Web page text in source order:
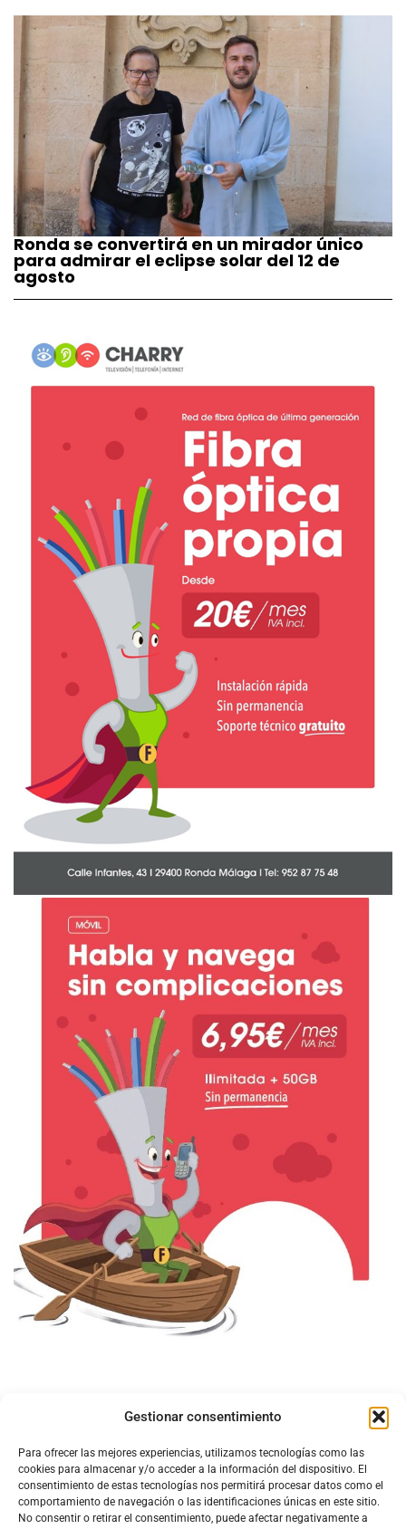
Gestionar consentimiento
Para ofrecer las mejores experiencias, utilizamos tecnologías como las
cookies para almacenar y/o acceder a la información del dispositivo. El
consentimiento de estas tecnologías nos permitirá procesar datos como el
comportamiento de navegación o las identificaciones únicas en este sitio.
No consentir o retirar el consentimiento, puede afectar negativamente a
Ronda se convertirá en un mirador único
para admirar el eclipse solar del 12 de
agosto